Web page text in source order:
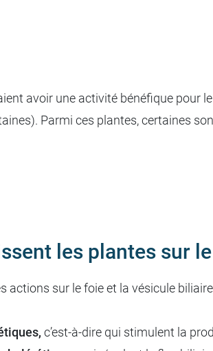
avoir une activité bénéfique pour
Parmi ces plantes, certaines
les plantes sur
actions sur le foie et la vésicule
c’est-à-dire qui stimulent la